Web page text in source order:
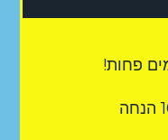
פחות!